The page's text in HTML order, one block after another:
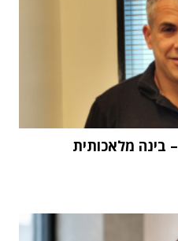
"העתיד הוא Physical AI – בינה מלאכותית